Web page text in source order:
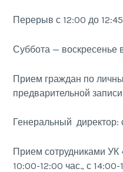
Перерыв с 12:00 до 12:45
Суббота — воскресенье
Прием граждан по
предварительной записи
Генеральный директор:
Прием сотрудниками УК
10:00-12:00 час., с 14:00-